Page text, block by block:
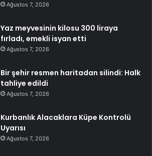
Ağustos 7, 2026
Yaz meyvesinin kilosu 300 liraya
fırladı, emekli isyan etti
Ağustos 7, 2026
Bir şehir resmen haritadan silindi: Halk
tahliye edildi
Ağustos 7, 2026
Kurbanlık Alacaklara Küpe Kontrolü
Uyarısı
Ağustos 7, 2026